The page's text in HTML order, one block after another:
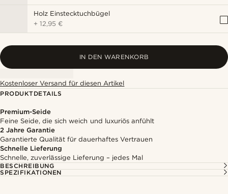
Holz Einstecktuchbügel
+12,95 €
IN DEN WARENKORB
Kostenloser Versand für diesen Artikel
PRODUKTDETAILS
Premium-Seide
Feine Seide, die sich weich und luxuriös anfühlt
2 Jahre Garantie
Garantierte Qualität für dauerhaftes Vertrauen
Schnelle Lieferung
Schnelle, zuverlässige Lieferung – jedes Mal
BESCHREIBUNG
SPEZIFIKATIONEN